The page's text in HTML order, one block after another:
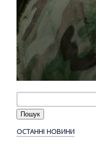
ОСТАННІ НОВИНИ